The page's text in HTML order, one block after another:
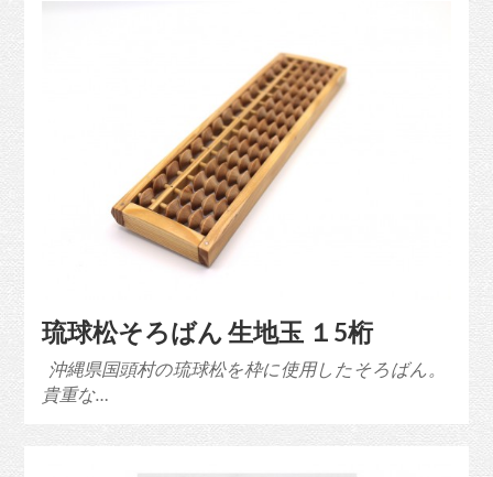
琉球松そろばん 生地玉 １5桁
沖縄県国頭村の琉球松を枠に使用したそろばん。
貴重な…